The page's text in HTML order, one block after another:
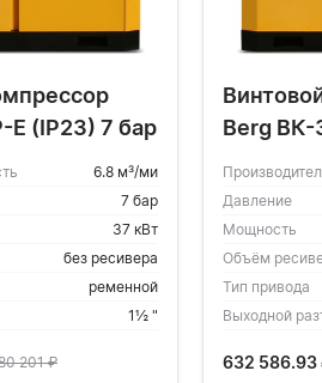
Е (IP23) 7 бар
6.8 м³/ми
7 бар
37 кВт
без ресивера
ременной
1½ "
201₽
Berg ВК-
Давление
Мощность
Объём
Тип привода
Выходной
632 586.93